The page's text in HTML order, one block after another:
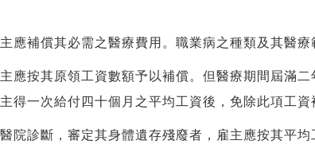
應補償其必需之醫療費用。職業病之種類及其醫療
應按其原領工資數額予以補償。但醫療期間屆滿
得一次給付四十個月之平均工資後，免除此項工資
院診斷，審定其身體遺存殘廢者，雇主應按其平